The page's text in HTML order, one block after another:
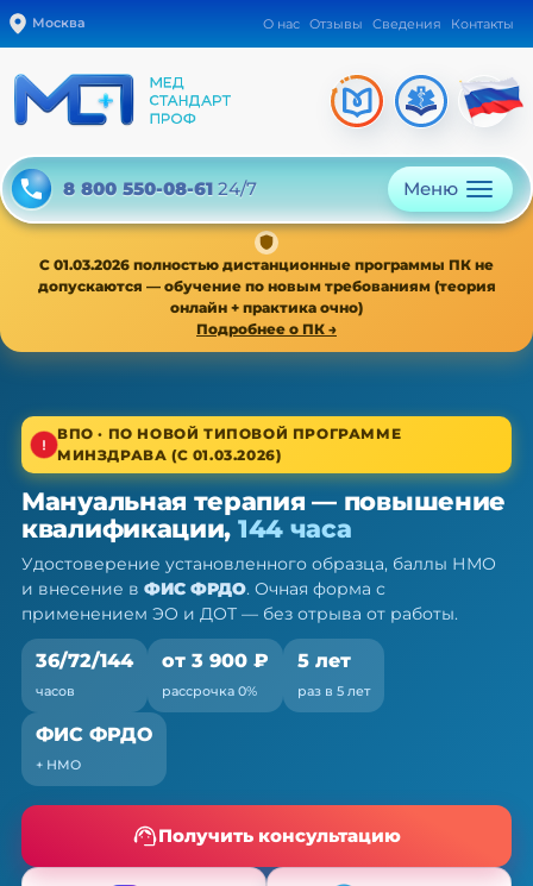
Москва О нас Отзывы Сведения Контакты
8 800 550-08-61 24/7 Меню
С 01.03.2026 полностью дистанционные программы ПК не
допускаются — обучение по новым требованиям (теория
онлайн + практика очно)
Подробнее о ПК →
Высшее звено · новая типовая программа
Мануальная терапия — ПК,
36/72/144 ч
Очно (практика) + теория онлайн, без отрыва от
работы
ВПО · ПО НОВОЙ ТИПОВОЙ ПРОГРАММЕ
МИНЗДРАВА (С 01.03.2026)
Мануальная терапия — повышение
квалификации, 144 часа
Удостоверение установленного образца, баллы НМО
и внесение в ФИС ФРДО. Очная форма с
применением ЭО и ДОТ — без отрыва от работы.
36/72/144
часов
от 3 900 ₽
рассрочка 0%
5 лет
раз в 5 лет
ФИС ФРДО
+ НМО
Получить консультацию